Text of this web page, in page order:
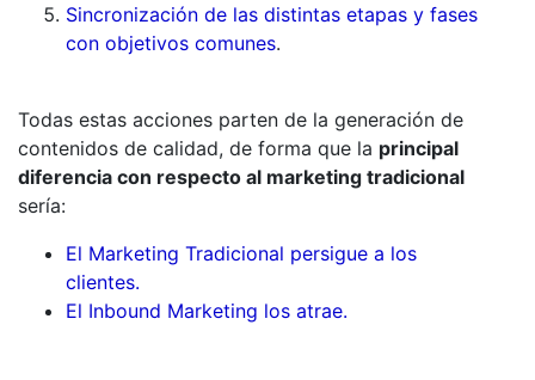
Sincronización de las distintas etapas y fases
con objetivos comunes.
Todas estas acciones parten de la generación de
contenidos de calidad, de forma que la principal
diferencia con respecto al marketing tradicional
sería:
El Marketing Tradicional persigue a los
clientes.
El Inbound Marketing los atrae.